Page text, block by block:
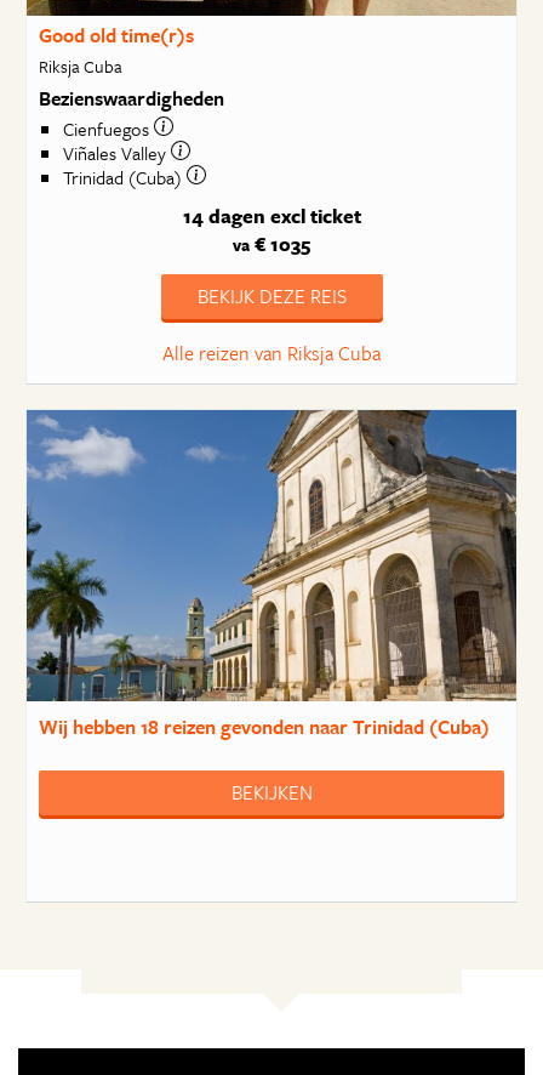
Good old time(r)s
Riksja Cuba
Bezienswaardigheden
Cienfuegos
Viñales Valley
Trinidad (Cuba)
14 dagen excl ticket
va € 1035
BEKIJK DEZE REIS
Alle reizen van Riksja Cuba
Wij hebben18 reizengevonden naar Trinidad (Cuba)
BEKIJKEN